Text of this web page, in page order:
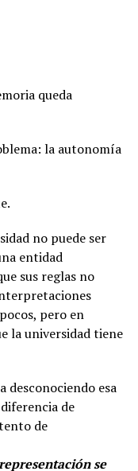
queda
la autonomía
no puede ser
entidad
sus reglas no
pero en
la universidad tiene
desconociendo esa
de
de
se